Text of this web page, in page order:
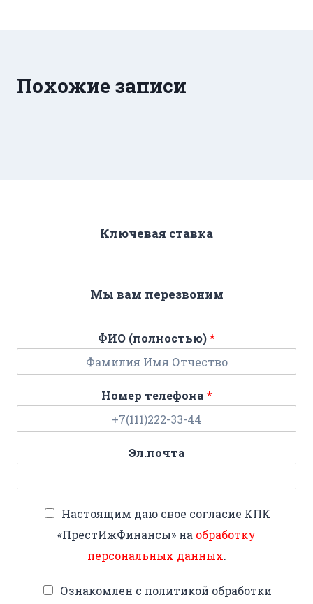
Похожие записи
Ключевая ставка
Мы вам перезвоним
ФИО (полностью)*
Номер телефона *
Эл.почта
Настоящим даю свое согласие КПК
«ПрестИжФинансы» на обработку
персональных данных.
Ознакомлен с политикой обработки